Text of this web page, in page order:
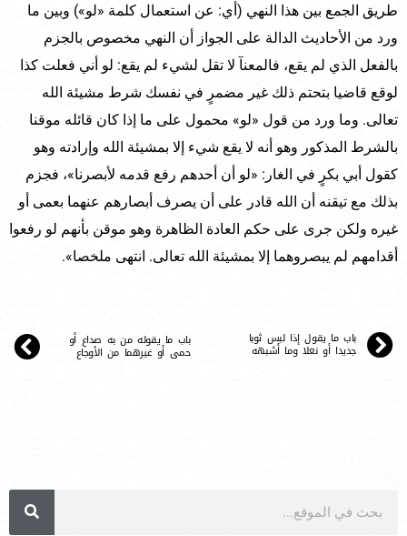
طريق الجمع بين هذا النهي (أي: عن استعمال كلمة «لو») وبين ما
ورد من الأحاديث الدالة على الجواز أن النهي مخصوص بالجزم
بالفعل الذي لم يقع، فالمعنآ لا تقل لشيء لم يقع: لو أني فعلت كذا
لوقع قاضيا بتحتم ذلك غير مضمرٍ في نفسك شرط مشيئة الله
تعالى. وما ورد من قول «لو» محمول على ما إذا كان قائله موقنا
بالشرط المذكور وهو أنه لا يقع شيء إلا بمشيئة الله وإرادته وهو
كقول أبي بكرٍ في الغار: «لو أن أحدهم رفع قدمه لأبصرنا»، فجزم
بذلك مع تيقنه أن الله قادر على أن يصرف أبصارهم عنهما بعمى أو
غيره ولكن جرى على حكم العادة الظاهرة وهو موقن بأنهم لو رفعوا
أقدامهم لم يبصروهما إلا بمشيئة الله تعالى. انتهى ملخصا».
باب ما يقول إذا لبس ثوبا
جديدا أو نعلا وما أشبهه
باب ما يقوله من به صداع أو
حمى أو غيرهما من الأوجاع